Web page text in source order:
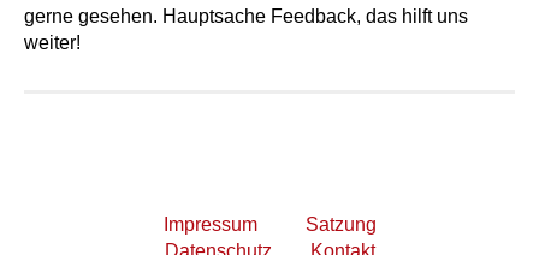
gerne gesehen. Hauptsache Feedback, das hilft uns
weiter!
Impressum
Satzung
Datenschutz
Kontakt